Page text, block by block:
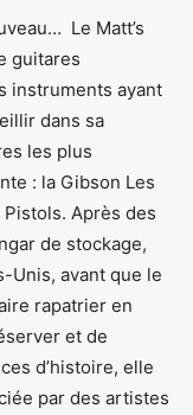
Le Matt’s
guitares
instruments ayant
dans sa
les plus
: la Gibson Les
Après des
de stockage,
Unis, avant que le
rapatrier en
et de
d’histoire, elle
par des artistes